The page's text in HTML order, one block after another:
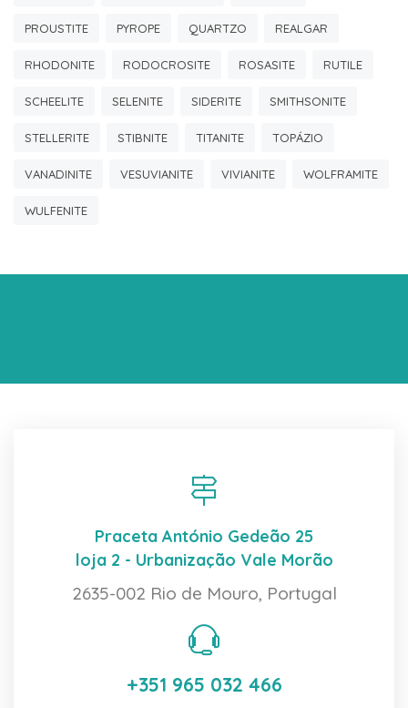
PROUSTITE PYROPE QUARTZO REALGAR
RHODONITE RODOCROSITE ROSASITE RUTILE
SCHEELITE SELENITE SIDERITE SMITHSONITE
STELLERITE STIBNITE TITANITE TOPÁZIO
VANADINITE VESUVIANITE VIVIANITE WOLFRAMITE
WULFENITE
Praceta António Gedeão 25
loja 2 - Urbanização Vale Morão
2635-002 Rio de Mouro, Portugal
+351 965 032 466